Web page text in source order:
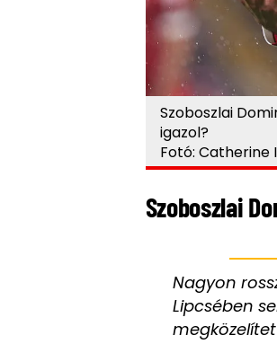
Szoboszlai
igazol?
Fotó: Catherine
Szoboszlai
Nagyon
Lipcsében